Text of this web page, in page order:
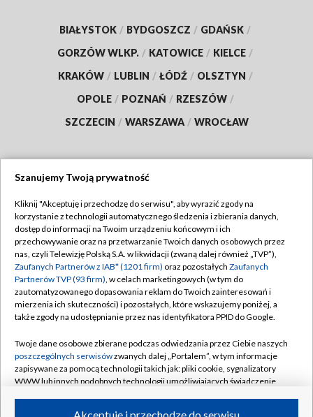
BIAŁYSTOK / BYDGOSZCZ / GDAŃSK /
GORZÓW WLKP. / KATOWICE / KIELCE /
KRAKÓW / LUBLIN / ŁÓDŹ / OLSZTYN /
OPOLE / POZNAŃ / RZESZÓW /
SZCZECIN / WARSZAWA / WROCŁAW
TVP
Abonament TVP
Emisja w TVP
Centrum informacji TVP
Naziemna Telewizja Cyfrowa
Rada Programowa
System NOS
Informacje o nadawcy
Regulamin TVP
Polityka prywatności
Moje zgody
Pomoc
Kontakt
Kanały
Szanujemy Twoją prywatność
Kliknij "Akceptuję i przechodzę do serwisu", aby wyrazić zgody na
korzystanie z technologii automatycznego śledzenia i zbierania danych,
dostęp do informacji na Twoim urządzeniu końcowym i ich
przechowywanie oraz na przetwarzanie Twoich danych osobowych przez
nas, czyli Telewizję Polską S.A. w likwidacji (zwaną dalej również „TVP”),
Zaufanych Partnerów z IAB* (1201 firm) oraz pozostałych Zaufanych
Partnerów TVP (93 firm), w celach marketingowych (w tym do
zautomatyzowanego dopasowania reklam do Twoich zainteresowań i
mierzenia ich skuteczności) i pozostałych, które wskazujemy poniżej, a
także zgody na udostępnianie przez nas identyfikatora PPID do Google.
Twoje dane osobowe zbierane podczas odwiedzania przez Ciebie naszych
poszczególnych serwisówzwanych dalej „Portalem”, w tym informacje
zapisywane za pomocą technologii takich jak: pliki cookie, sygnalizatory
WWW lub innych podobnych technologii umożliwiających świadczenie